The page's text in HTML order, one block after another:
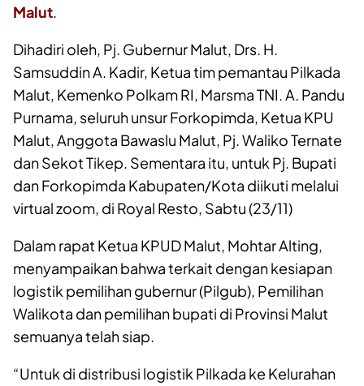
Malut.
Dihadiri oleh, Pj. Gubernur Malut, Drs. H.
Samsuddin A. Kadir, Ketua tim pemantau Pilkada
Malut, Kemenko Polkam RI, Marsma TNI. A. Pandu
Purnama, seluruh unsur Forkopimda, Ketua KPU
Malut, Anggota Bawaslu Malut, Pj. Waliko Ternate
dan Sekot Tikep. Sementara itu, untuk Pj. Bupati
dan Forkopimda Kabupaten/Kota diikuti melalui
virtual zoom, di Royal Resto, Sabtu (23/11)
Dalam rapat Ketua KPUD Malut, Mohtar Alting,
menyampaikan bahwa terkait dengan kesiapan
logistik pemilihan gubernur (Pilgub), Pemilihan
Walikota dan pemilihan bupati di Provinsi Malut
semuanya telah siap.
“Untuk di distribusi logistik Pilkada ke Kelurahan